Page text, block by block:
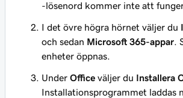
-lösenord kommer inte att
I det övre högra hörnet väljer du
och sedan Microsoft 365-appar.
enheter öppnas.
Under Office väljer du Installera
Installationsprogrammet laddas